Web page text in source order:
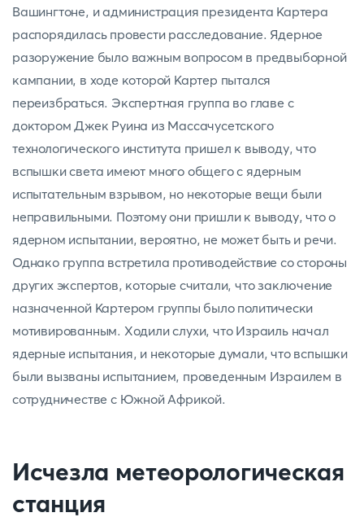
Вашингтоне, и администрация президента Картера
распорядилась провести расследование. Ядерное
разоружение было важным вопросом в предвыборной
кампании, в ходе которой Картер пытался
переизбраться. Экспертная группа во главе с
доктором Джек Руина из Массачусетского
технологического института пришел к выводу, что
вспышки света имеют много общего с ядерным
испытательным взрывом, но некоторые вещи были
неправильными. Поэтому они пришли к выводу, что о
ядерном испытании, вероятно, не может быть и речи.
Однако группа встретила противодействие со стороны
других экспертов, которые считали, что заключение
назначенной Картером группы было политически
мотивированным. Ходили слухи, что Израиль начал
ядерные испытания, и некоторые думали, что вспышки
были вызваны испытанием, проведенным Израилем в
сотрудничестве с Южной Африкой.
Исчезла метеорологическая
станция